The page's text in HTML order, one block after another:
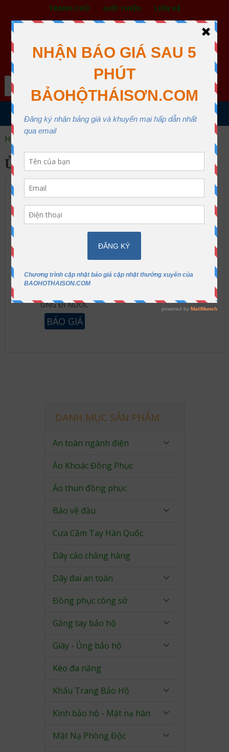
TRANG CHỦ GIỚI THIỆU LIÊN HỆ
BẢO HỘ LAO ĐỘNG THÁI SƠN
XƯỞNG MAY THÁI SƠN QUẬN 12
Search
MENU
Home
ỦNG ĐI MƯA TRẺ EM
ỦNG ĐI NƯỚC
BÁO GIÁ
DANH MỤC SẢN PHẨM
An toàn ngành điện
Áo Khoác Đồng Phục
Áo thun đồng phục
Bảo vệ đầu
Cưa Cầm Tay Hàn Quốc
Dây cảo chằng hàng
Dây đai an toàn
Đồng phục công sở
Găng tay bảo hộ
Giày - Ủng bảo hộ
Kéo đa năng
Khẩu Trang Bảo Hộ
Kính bảo hộ - Mặt nạ hàn
Mặt Nạ Phòng Độc